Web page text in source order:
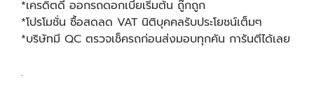
*เครดิตดี ออกรถดอกเบี้ยเริ่มต้น ถู๊กถูก
*โปรโมชั่น ซื้อสดลด VAT นิติบุคคลรับประโยชน์เต็มๆ
*บริษัทมี QC ตรวจเช็ครถก่อนส่งมอบทุกคัน การันตีได้เลย
.